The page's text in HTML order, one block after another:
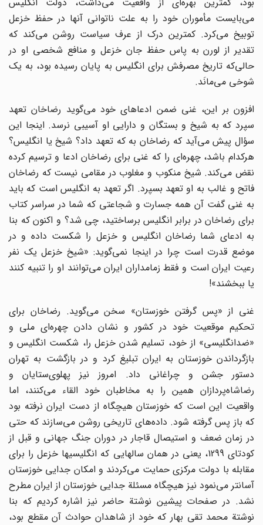
می‌بایست مأموران خود را به علت ناتوانی آنها در حفظ خزعل
توبیخ می‌کرد. کمترین درک از عرف سیاست روشن می‌کند که
تقدیر از لورن به پاس حفظ جان خزعل و منافع شخصی او در
حالی‌که تاریخ مصرفش برای انگلیس به پایان رسیده بود، به یک
شوخی می‌مانَد.
افزون بر این، غنی ضمن ادعاهای خود می‌گوید رضاخان تعهد
سپرد که به شیخ و بستگان و دارایی او آسیبی نرسد. اینجا این
سؤال پیش می‌آید که رضاخان به که تعهد داد؟ شیخ یا انگلیس؟
هرکدام باشد، چهره‌ای را که غنی برای رضاخان ادعا و ترسیم کرده
نقض می‌کند. شیخ منکوب و مغلوب در مقامی نیست که رضاخان
فاتح و غالب به او تعهد بسپرد. اگر تعهد به انگلیس است که باید
به غنی گفت آن همه جسارت و شجاعتی که شما در سراسر کتاب
برای رضاخان در برابر انگلیس برساختید، چی شد؟ و اکنون که بنا
به ادعای شما رضاخان انگلیس و خزعل را شکست داده و در
موضع قدرت است چرا در اینجا نمی‌گوید: «شیخ خزعل یک نفر
رعیت ایران است و فقط زمامداران ایران می‌توانند او را تنبیه کنند
یا ببخشند»!
غنی از «پس گرفتن خوزستان» سخن می‌گوید. رضاخان برای
تحکیم موقعیت خود در کشور و نشان دادن چهره‌ای ملی و
«ضدانگلیسی» از خود، تسلیم شدن خزعل را، شکست انگلیس و
بازگرداندن خوزستان به ایران تبلیغ کرد و در بازگشت به تهران
دستور جشن و چراغانی داد. امروز نیز پهلوی‌ستایان و
رضاشاه‌پردازان همین را به مخاطبان خود القاء می‌کنند، اما
واقعیت این است که خوزستان هیچگاه از دست ایران نرفته بود
که باز پس گرفته شود. داده‌های تاریخی روشن می‌سازند که حتی
در زمان ضعف و استیصال قاجار در دوران جنگ جهانی و قبل از
کودتای 1299، یعنی در همان سالهایی که انگلیسیها خزعل را برای
مقابله با دولت مرکزی حمایت می‌کردند و امکان جدایی خوزستان
آسانتر می‌نمود نیز هیچگاه مسئلة جدایی خوزستان از ایران مطرح
نشد. در صفحات پیشین نوشتة حاضر نیز اشاره کردیم که بنا
نوشتة محمد تقی بهار که خود از شاهدان حوادث آن مقطع بود،